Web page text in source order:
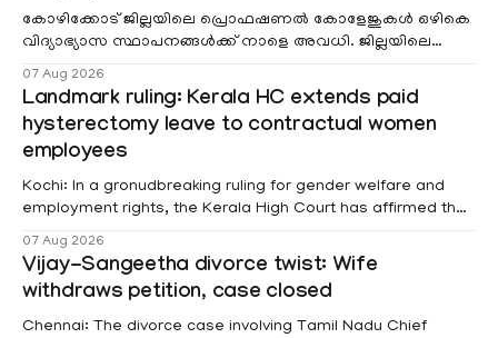
കോഴിക്കോട് ജില്ലയിലെ പ്രൊഫഷണൽ കോളേജുകൾ ഒഴികെ
വിദ്യാഭ്യാസ സ്ഥാപനങ്ങൾക്ക് നാളെ അവധി. ജില്ലയിലെ
07 Aug 2026
Landmark ruling: Kerala HC extends paid
hysterectomy leave to contractual women
employees
Kochi: In a gronudbreaking ruling for gender welfare and
employment rights, the Kerala High Court has affirmed that
projects are eligible for paid medical leave following
hysterectomy surgery under the Kerala Service Rules
(KSR). The court noted that since essential benefits like
maternity
07 Aug 2026
Vijay-Sangeetha divorce twist: Wife
withdraws petition, case closed
Chennai: The divorce case involving Tamil Nadu Chief